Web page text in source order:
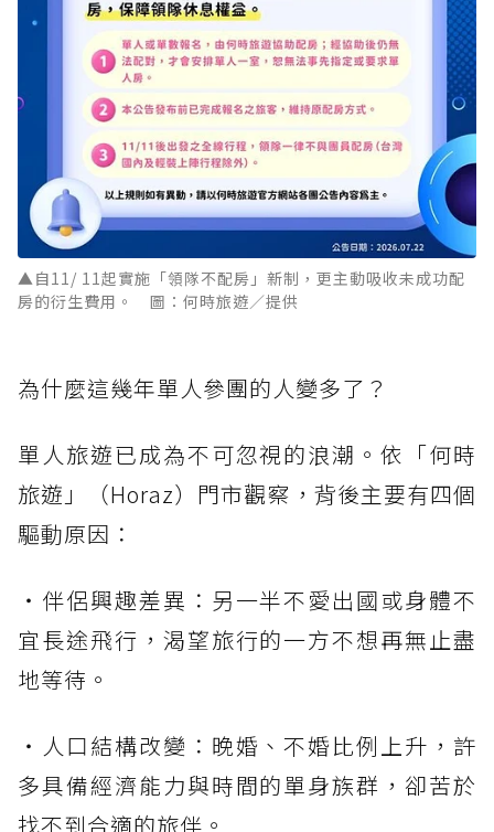
▲自11/ 11起實施「領隊不配房」新制，更主動吸收未成功配
房的衍生費用。 圖：何時旅遊／提供
為什麼這幾年單人參團的人變多了？
單人旅遊已成為不可忽視的浪潮。依「何時
旅遊」（Horaz）門市觀察，背後主要有四個
驅動原因：
・伴侶興趣差異：另一半不愛出國或身體不
宜長途飛行，渴望旅行的一方不想再無止盡
地等待。
・人口結構改變：晚婚、不婚比例上升，許
多具備經濟能力與時間的單身族群，卻苦於
找不到合適的旅伴。